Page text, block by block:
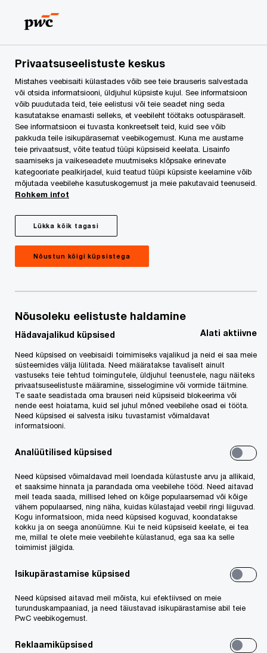
PwC uuringu kohaselt
on London endiselt
eelistatuim globaalne
tõmbekeskus
PwC värske uuringu kohaselt on 30
piirkondlikuks tõmbekeskuseks oleva
suurlinna võrdluses London jätkuvalt
ülejäänutega isegi suurendanud. Järgnevad
Singapur, Toronto, Pariis, Amsterdam ja New
Uuringu kohaselt tagab Londoni ülekaaluka
paremuse teiste metropolide ees linna
mitmekülgsed tugevused paljudes erinevates
olulistes kategooriates. PwC eksperdid võrdlesid
ning London osutus teistest parimaks tervelt
turismi/külastatavuse potentsiaal ning
majanduslik võim) ning oli kolme parema hulgas
veel kolmes.
kolmes kategoorias: ärikeskkonna atraktiivsus,
infrastruktuur ja transport ning kaasaegse
tehnoloogia kasutamine. Kolmas oli Toronto,
Amsterdam ja kuues New York. Euroopa linnadest
Privaatsuseelistuste keskus
Mistahes veebisaiti külastades võib see teie brauseris salvestada
või otsida informatsiooni, üldjuhul küpsiste kujul. See informatsioon
võib puudutada teid, teie eelistusi või teie seadet ning seda
kasutatakse enamasti selleks, et veebileht töötaks ootuspäraselt.
See informatsioon ei tuvasta konkreetselt teid, kuid see võib
pakkuda teile isikupärasemat veebikogemust. Kuna me austame
teie privaatsust, võite teatud tüüpi küpsiseid keelata. Lisainfo
saamiseks ja vaikeseadete muutmiseks klõpsake erinevate
kategooriate pealkirjadel, kuid teatud tüüpi küpsiste keelamine võib
mõjutada veebilehe kasutuskogemust ja meie pakutavaid teenuseid.
Rohkem infot
Lükka kõik tagasi
Nõustun kõigi küpsistega
Nõusoleku eelistuste haldamine
Hädavajalikud küpsised Alati aktiivne
Need küpsised on veebisaidi toimimiseks vajalikud ja neid ei saa meie
süsteemides välja lülitada. Need määratakse tavaliselt ainult
vastuseks teie tehtud toimingutele, üldjuhul teenustele, nagu näiteks
privaatsuseelistuste määramine, sisselogimine või vormide täitmine.
Te saate seadistada oma brauseri neid küpsiseid blokeerima või
nende eest hoiatama, kuid sel juhul mõned veebilehe osad ei tööta.
Need küpsised ei salvesta isiku tuvastamist võimaldavat
informatsiooni.
Analüütilised küpsised
Need küpsised võimaldavad meil loendada külastuste arvu ja allikaid,
et saaksime hinnata ja parandada oma veebilehe tööd. Need aitavad
meil teada saada, millised lehed on kõige populaarsemad või kõige
vähem populaarsed, ning näha, kuidas külastajad veebil ringi liiguvad.
Kogu informatsioon, mida need küpsised koguvad, koondatakse
kokku ja on seega anonüümne. Kui te neid küpsiseid keelate, ei tea
me, millal te olete meie veebilehte külastanud, ega saa ka selle
toimimist jälgida.
Isikupärastamise küpsised
Need küpsised aitavad meil mõista, kui efektiivsed on meie
turunduskampaaniad, ja need täiustavad isikupärastamise abil teie
PwC veebikogemust.
Reklaamiküpsised